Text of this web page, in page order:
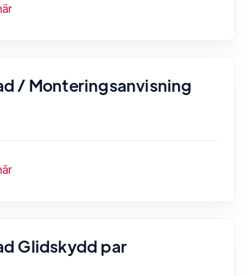
/ Monteringsanvisning
Glidskydd par